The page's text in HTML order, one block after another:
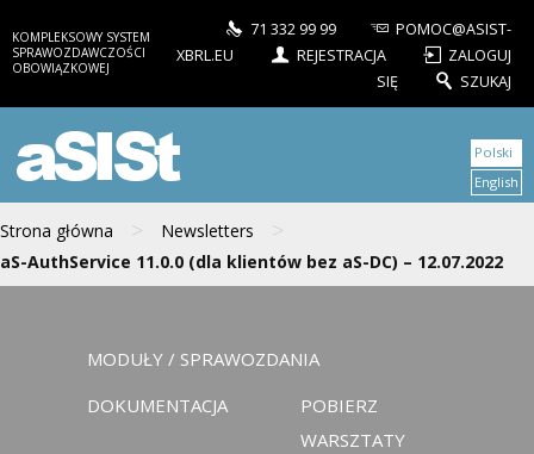
KOMPLEKSOWY SYSTEM
SPRAWOZDAWCZOŚCI
OBOWIĄZKOWEJ
71 332 99 99
POMOC@ASIST-
XBRL.EU
REJESTRACJA
ZALOGUJ
SIĘ
SZUKAJ
aSISt
Strona główna > Newsletters >
aS-AuthService 11.0.0 (dla klientów bez aS-DC) – 12.07.2022
Polski
English
MODUŁY / SPRAWOZDANIA
DOKUMENTACJA
POBIERZ
WARSZTATY